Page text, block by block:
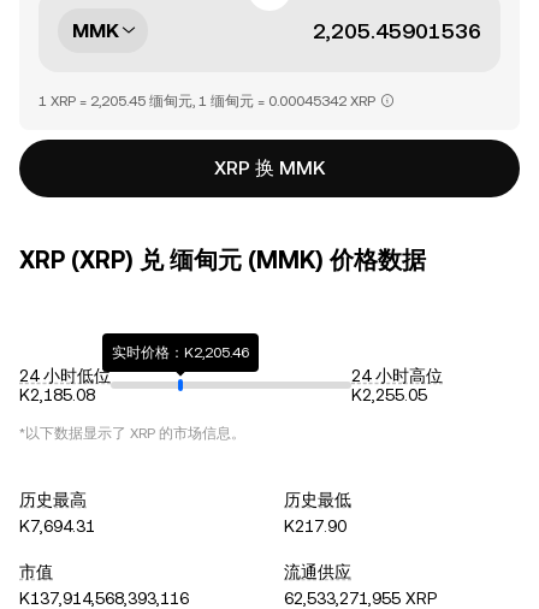
MMK
1 XRP = 2,205.45 缅甸元, 1 缅甸元 = 0.00045342 XRP
XRP 换 MMK
XRP (XRP) 兑 缅甸元 (MMK) 价格数据
24 小时低位
K2,185.08
实时价格：K2,205.46
24 小时高位
K2,255.05
*以下数据显示了 XRP 的市场信息。
历史最高
K7,694.31
历史最低
K217.90
市值
K137,914,568,393,116
流通供应
62,533,271,955 XRP